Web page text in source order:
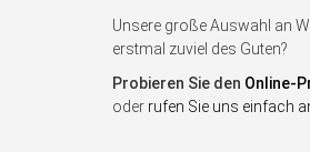
Unsere große Auswahl an
erstmal zuviel des Guten?
Probieren Sie den Online-
oder rufen Sie uns einfach